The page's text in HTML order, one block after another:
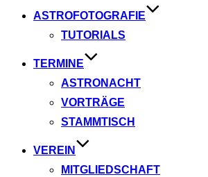
ASTROFOTOGRAFIE
TUTORIALS
TERMINE
ASTRONACHT
VORTRÄGE
STAMMTISCH
VEREIN
MITGLIEDSCHAFT